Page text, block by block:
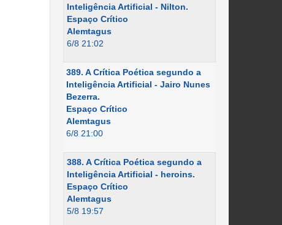
Inteligência Artificial - Nilton.
Espaço Crítico
Alemtagus
6/8 21:02
389. A Crítica Poética segundo a
Inteligência Artificial - Jairo Nunes
Bezerra.
Espaço Crítico
Alemtagus
6/8 21:00
388. A Crítica Poética segundo a
Inteligência Artificial - heroins.
Espaço Crítico
Alemtagus
5/8 19:57